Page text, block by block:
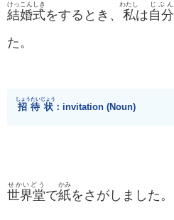
結婚式
けっこんしき
をするとき、 私
わたし
は自分
じぶん
た。
招待状
しょうたいじょう
：invitation (Noun)
世界堂
せかいどう
で紙
かみ
をさがしました。